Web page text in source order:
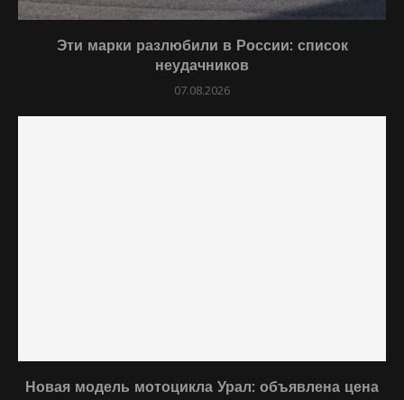
Эти марки разлюбили в России: список
неудачников
07.08.2026
Новая модель мотоцикла Урал: объявлена цена